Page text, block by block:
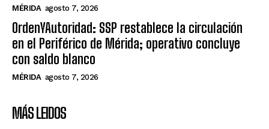
MÉRIDA agosto 7, 2026
OrdenYAutoridad: SSP restablece la circulación
en el Periférico de Mérida; operativo concluye
con saldo blanco
MÉRIDA agosto 7, 2026
MÁS LEIDOS